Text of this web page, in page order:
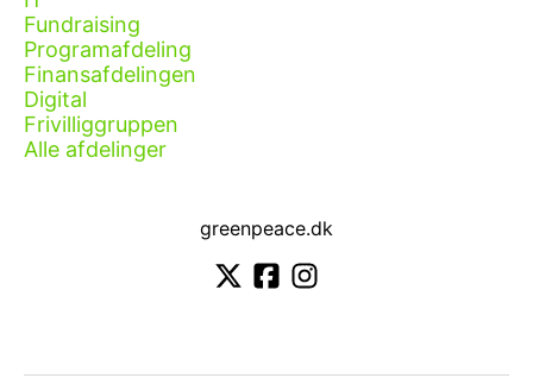
Fundraising
Programafdeling
Finansafdelingen
Digital
Frivilliggruppen
Alle afdelinger
greenpeace.dk